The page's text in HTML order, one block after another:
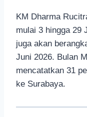
KM Dharma
mulai 3 hingga 29
juga akan
Juni 2026. Bulan
mencatatkan 31
ke Surabaya.